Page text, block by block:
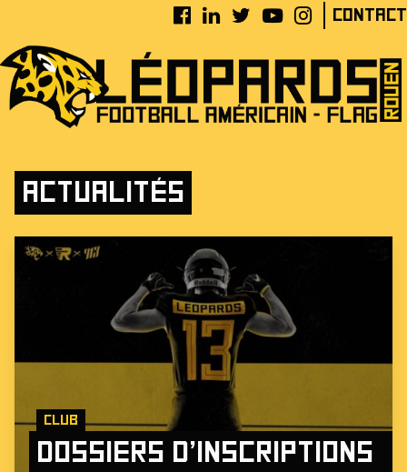
Contact
Actualités
Club
Dossiers d’inscriptions